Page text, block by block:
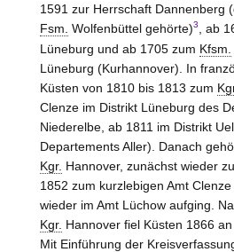
1591 zur Herrschaft Dannenberg
Fsm. Wolfenbüttelgehörte)3 , ab
Lüneburg und ab 1705 zum Kfsm.
Lüneburg (Kurhannover). In
Küsten von 1810 bis 1813 zum
Clenze im Distrikt Lüneburg des
Niederelbe, ab 1811 im Distrikt
Departements Aller). Danach
Kgr. Hannover, zunächst wieder
1852 zum kurzlebigen Amt
wieder im Amt Lüchowaufging.
Kgr. Hannoverfiel Küsten 1866
Mit Einführung der